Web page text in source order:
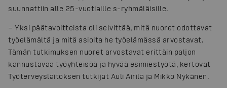
suunnattiin alle 25-vuotiaille s-ryhmäläisille.
− Yksi päätavoitteista oli selvittää, mitä nuoret odottavat
työelämältä ja mitä asioita he työelämässä arvostavat.
Tämän tutkimuksen nuoret arvostavat erittäin paljon
kannustavaa työyhteisöä ja hyvää esimiestyötä, kertovat
Työterveyslaitoksen tutkijat Auli Airila ja Mikko Nykänen.